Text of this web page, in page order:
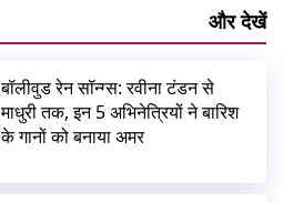
और देखें
बॉलीवुड रेन सॉन्ग्स: रवीना टंडन से
माधुरी तक, इन 5 अभिनेत्रियों ने बारिश
के गानों को बनाया अमर